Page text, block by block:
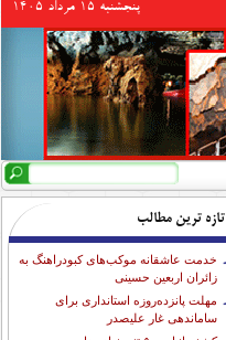
پنجشنبه 15 مرداد 1405
فرم جستجو
جستجو
تازه ترین مطالب
خدمت عاشقانه موکب‌های کبودراهنگ به
زائران اربعین حسینی
مهلت پانزده‌روزه استانداری برای
ساماندهی غار علیصدر